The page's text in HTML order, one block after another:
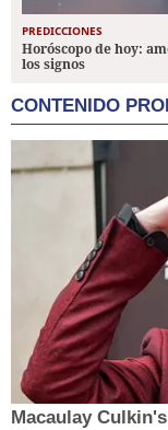
PREDICCIONES
Horóscopo de hoy:
los signos
CONTENIDO
Macaulay